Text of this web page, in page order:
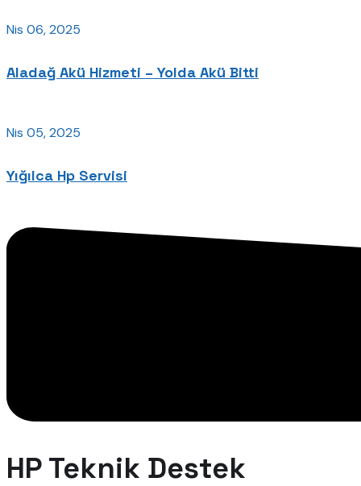
Nis 06, 2025
Aladağ Akü Hizmeti – Yolda Akü Bitti
Nis 05, 2025
Yığılca Hp Servisi
HP Teknik Destek